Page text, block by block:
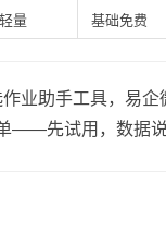
轻量 基础免费
业助手工具，易企
——先试用，数据说